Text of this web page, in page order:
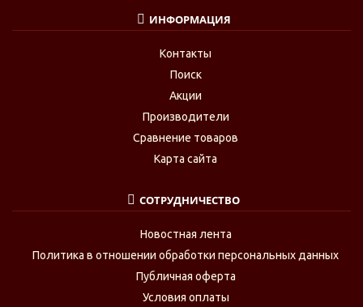
ИНФОРМАЦИЯ
Контакты
Поиск
Акции
Производители
Сравнение товаров
Карта сайта
СОТРУДНИЧЕСТВО
Новостная лента
Политика в отношении обработки персональных данных
Публичная оферта
Условия оплаты